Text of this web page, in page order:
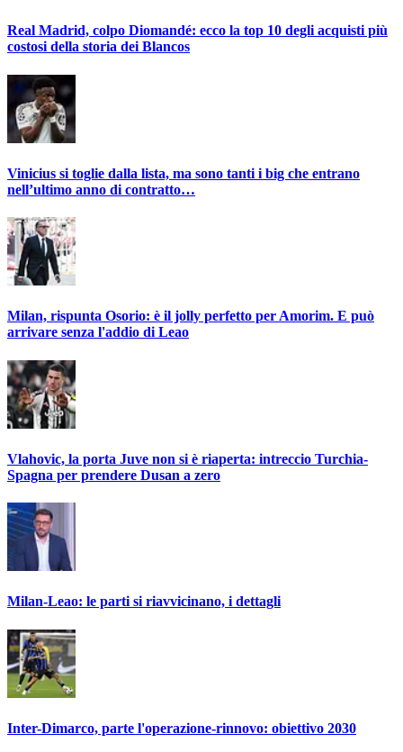
Real Madrid, colpo Diomandé: ecco la top 10 degli acquisti più
costosi della storia dei Blancos
Vinicius si toglie dalla lista, ma sono tanti i big che entrano
nell’ultimo anno di contratto…
Milan, rispunta Osorio: è il jolly perfetto per Amorim. E può
arrivare senza l'addio di Leao
Vlahovic, la porta Juve non si è riaperta: intreccio Turchia-
Spagna per prendere Dusan a zero
Milan-Leao: le parti si riavvicinano, i dettagli
Inter-Dimarco, parte l'operazione-rinnovo: obiettivo 2030